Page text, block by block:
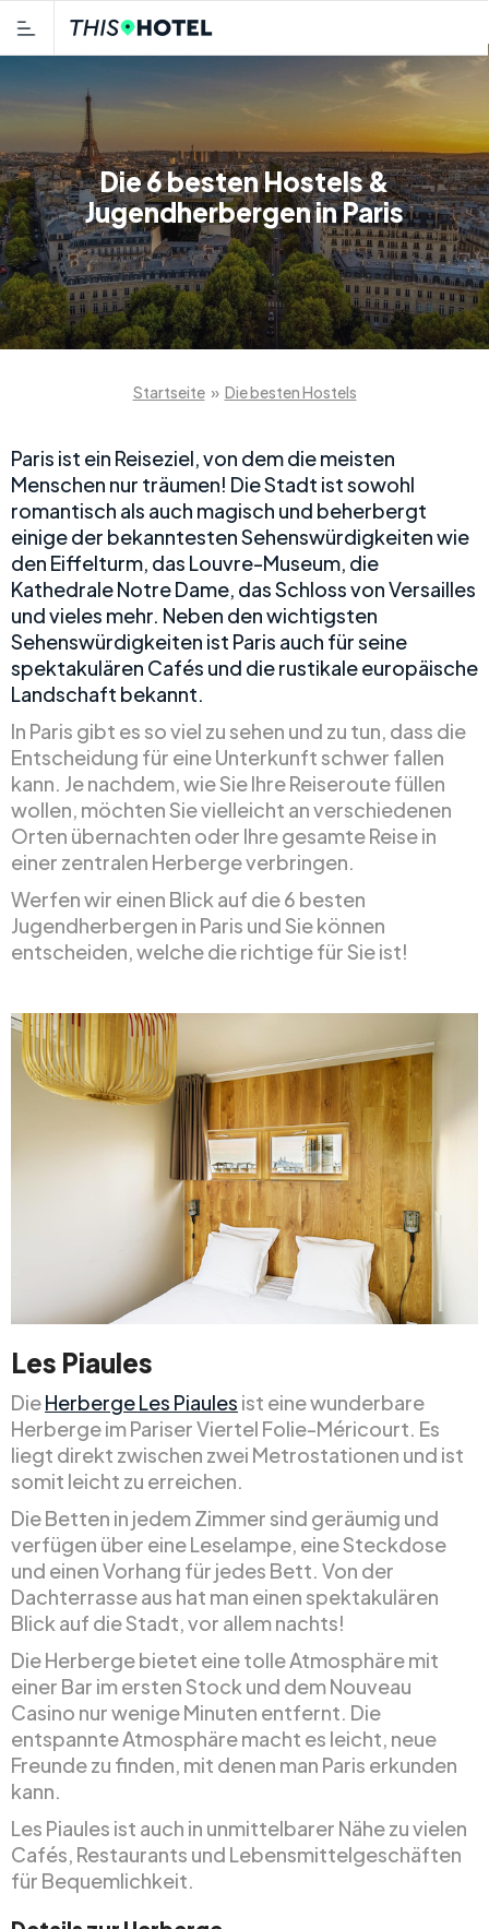
Die 6 besten Hostels &
Jugendherbergen in Paris
Startseite » Die besten Hostels
Paris ist ein Reiseziel, von dem die meisten
Menschen nur träumen! Die Stadt ist sowohl
romantisch als auch magisch und beherbergt
einige der bekanntesten Sehenswürdigkeiten wie
den Eiffelturm, das Louvre-Museum, die
Kathedrale Notre Dame, das Schloss von Versailles
und vieles mehr. Neben den wichtigsten
Sehenswürdigkeiten ist Paris auch für seine
spektakulären Cafés und die rustikale europäische
Landschaft bekannt.
In Paris gibt es so viel zu sehen und zu tun, dass die
Entscheidung für eine Unterkunft schwer fallen
kann. Je nachdem, wie Sie Ihre Reiseroute füllen
wollen, möchten Sie vielleicht an verschiedenen
Orten übernachten oder Ihre gesamte Reise in
einer zentralen Herberge verbringen.
Werfen wir einen Blick auf die 6 besten
Jugendherbergen in Paris und Sie können
entscheiden, welche die richtige für Sie ist!
Les Piaules
DieHerberge Les Piaules ist eine wunderbare
Herberge im Pariser Viertel Folie-Méricourt. Es
liegt direkt zwischen zwei Metrostationen und ist
somit leicht zu erreichen.
Die Betten in jedem Zimmer sind geräumig und
verfügen über eine Leselampe, eine Steckdose
und einen Vorhang für jedes Bett. Von der
Dachterrasse aus hat man einen spektakulären
Blick auf die Stadt, vor allem nachts!
Die Herberge bietet eine tolle Atmosphäre mit
einer Bar im ersten Stock und dem Nouveau
Casino nur wenige Minuten entfernt. Die
entspannte Atmosphäre macht es leicht, neue
Freunde zu finden, mit denen man Paris erkunden
kann.
Les Piaules ist auch in unmittelbarer Nähe zu vielen
Cafés, Restaurants und Lebensmittelgeschäften
für Bequemlichkeit.